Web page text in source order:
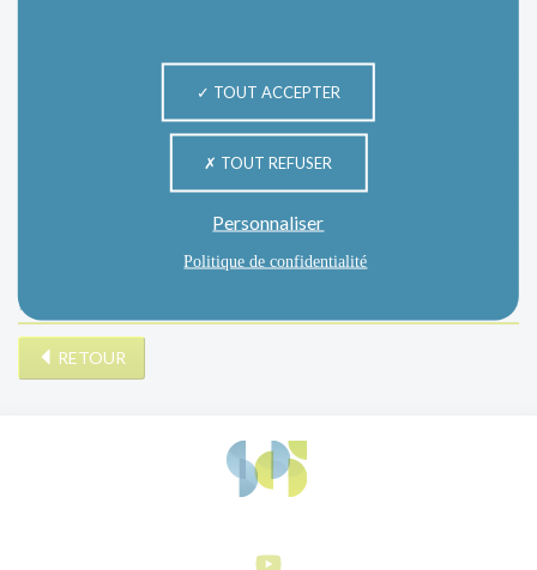
LES ÉVÉNEMENTS
PROJETS PATRIMONIAUX
RÉHABILITATIONS
RETOUR
TOUT ACCEPTER
TOUT REFUSER
Personnaliser
Politique de confidentialité